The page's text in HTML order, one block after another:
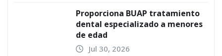
Proporciona BUAP tratamiento
dental especializado a menores
de edad
Jul 30, 2026